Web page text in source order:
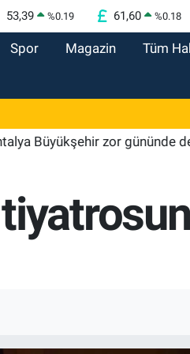
53,39 %0.19 61,60 %0.18
Spor Magazin Tüm
zor gününde de